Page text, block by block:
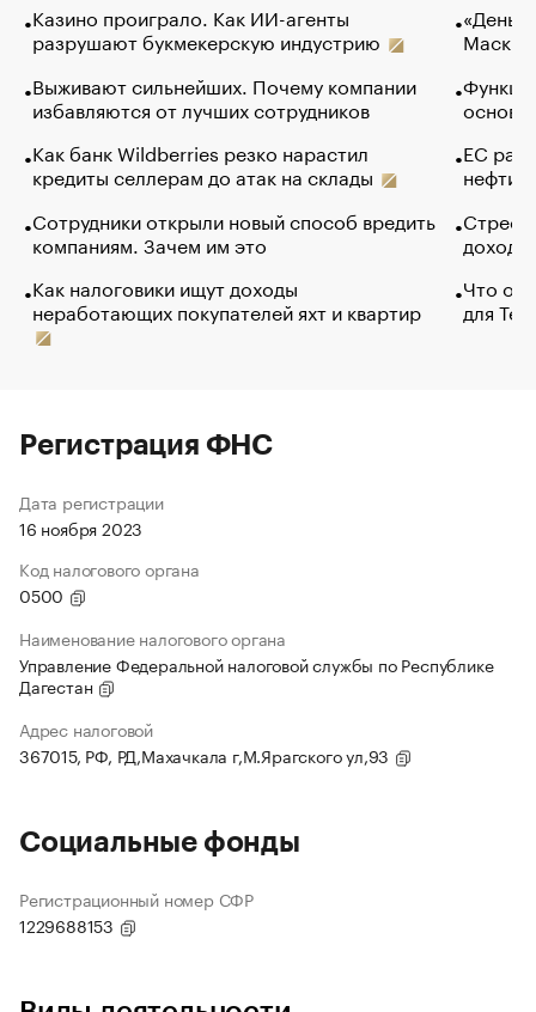
Казино проиграло. Как ИИ-агенты
разрушают букмекерскую индустрию
Выживают сильнейших. Почему компании
избавляются от лучших сотрудников
Как банк Wildberries резко нарастил
кредиты селлерам до атак на склады
Сотрудники открыли новый способ вредить
компаниям. Зачем им это
Как налоговики ищут доходы
неработающих покупателей яхт и квартир
Маск в
основ
ЕС
нефти
Что
для
Регистрация ФНС
Дата регистрации
16 ноября 2023
Код налогового органа
0500
Наименование налогового органа
Управление Федеральной налоговой службы по Республике
Дагестан
Адрес налоговой
367015, РФ, РД,Махачкала г,М.Ярагского ул,93
Социальные фонды
Регистрационный номер СФР
1229688153